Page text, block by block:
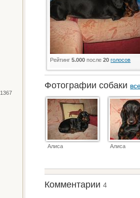
1367
Рейтинг5.000 после20 голосов
Фотографии собаки
Алиса Алиса
Комментарии4